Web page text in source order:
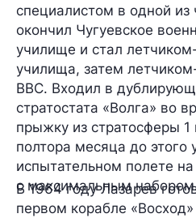
специалистом в одной
окончил Чугуевское
училище и стал
училища, затем
ВВС. Входил в
стратостата «Волга» во
прыжку из стратосферы
полтора месяца до этого
испытательном полете
с максимальным
В 1964 году Лазарев
первом корабле